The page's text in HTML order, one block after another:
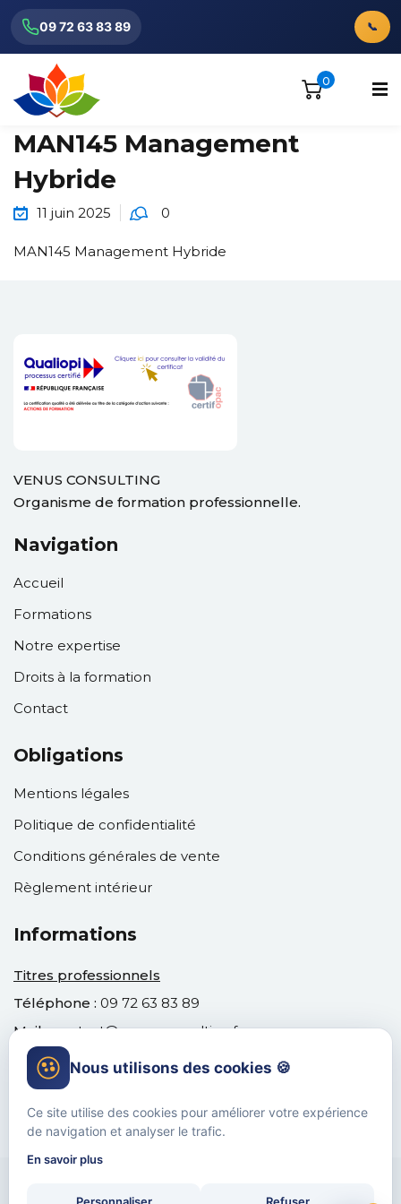
09 72 63 83 89 📞
0
d’emploi
compte
MAN145 Management
Hybride
11 juin 2025 0
MAN145 Management Hybride
VENUS CONSULTING
Organisme de formation professionnelle.
Navigation
Accueil
Formations
Notre expertise
Droits à la formation
Contact
Obligations
Mentions légales
Politique de confidentialité
Conditions générales de vente
Règlement intérieur
Informations
Titres professionnels
Téléphone : 09 72 63 83 89
Mail :contact@venusconsulting.fr
© 2017-2026 Venus Consulting. Tous Droits Réservés.
Nous utilisons des cookies 🍪
Ce site utilise des cookies pour améliorer votre expérience
de navigation et analyser le trafic.
En savoir plus